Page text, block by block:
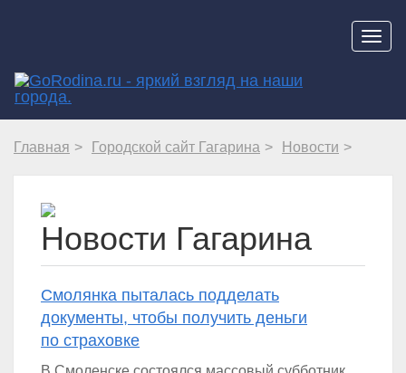
Главная Городской сайт Гагарина Новости
Новости Гагарина
Смолянка пыталась подделать
документы, чтобы получить деньги
по страховке